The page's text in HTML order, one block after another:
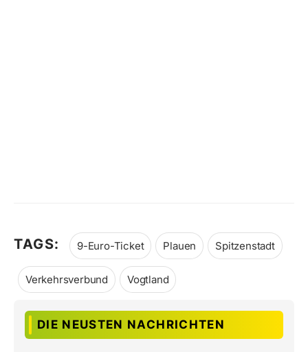
TAGS: 9-Euro-Ticket Plauen Spitzenstadt
Verkehrsverbund Vogtland
DIE NEUSTEN NACHRICHTEN